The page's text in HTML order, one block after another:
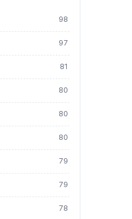
98
97
81
80
80
80
79
79
78